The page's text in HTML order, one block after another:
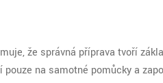
že správná příprava tvoří
na samotné pomůcky a